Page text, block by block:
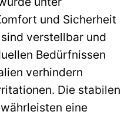
und Sicherheit
verstellbar und
Bedürfnissen
verhindern
Die stabilen
eine